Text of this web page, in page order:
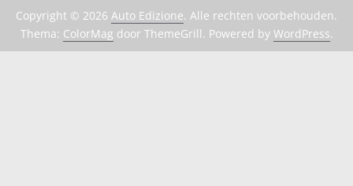
Copyright © 2026 Auto Edizione. Alle rechten voorbehouden.
Thema: ColorMag door ThemeGrill. Powered by WordPress.